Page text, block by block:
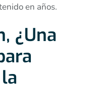
en años.
¿Una